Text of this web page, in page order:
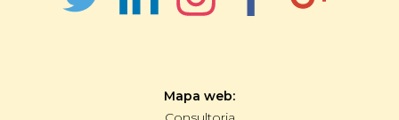
Mapa web: